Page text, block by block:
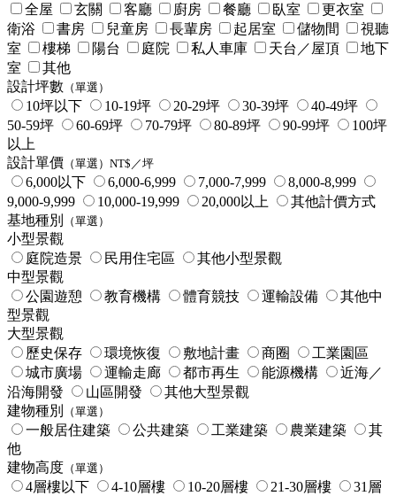
全屋 玄關 客廳 廚房 餐廳 臥室
更衣室
衛浴
書房 兒童房 長輩房 起居室 儲物間
視聽
室
樓梯 陽台 庭院 私人車庫 天台／屋頂
地下
室
其他
設計坪數 （單選）
10坪以下 10-19坪 20-29坪 30-39坪
40-49坪
50-59坪
60-69坪 70-79坪 80-89坪 90-99坪
100坪
以上
設計單價 （單選）NT$／坪
6,000以下 6,000-6,999 7,000-7,999
8,000-8,999
9,000-9,999
10,000-19,999 20,000以上
其他計價方式
基地種別
（單選）
小型景觀
庭院造景
民用住宅區
其他小型景觀
中型景觀
公園遊憩
教育機構 體育競技 運輸設備
其他中
型景觀
大型景觀
歷史保存
環境恢復 敷地計畫 商圈
工業園區
城市廣場
運輸走廊 都市再生 能源機構
近海／
沿海開發
山區開發
其他大型景觀
建物種別
（單選）
一般居住建築 公共建築 工業建築 農業建築
其
他
建物高度 （單選）
4層樓以下 4-10層樓 10-20層樓 21-30層樓
31層